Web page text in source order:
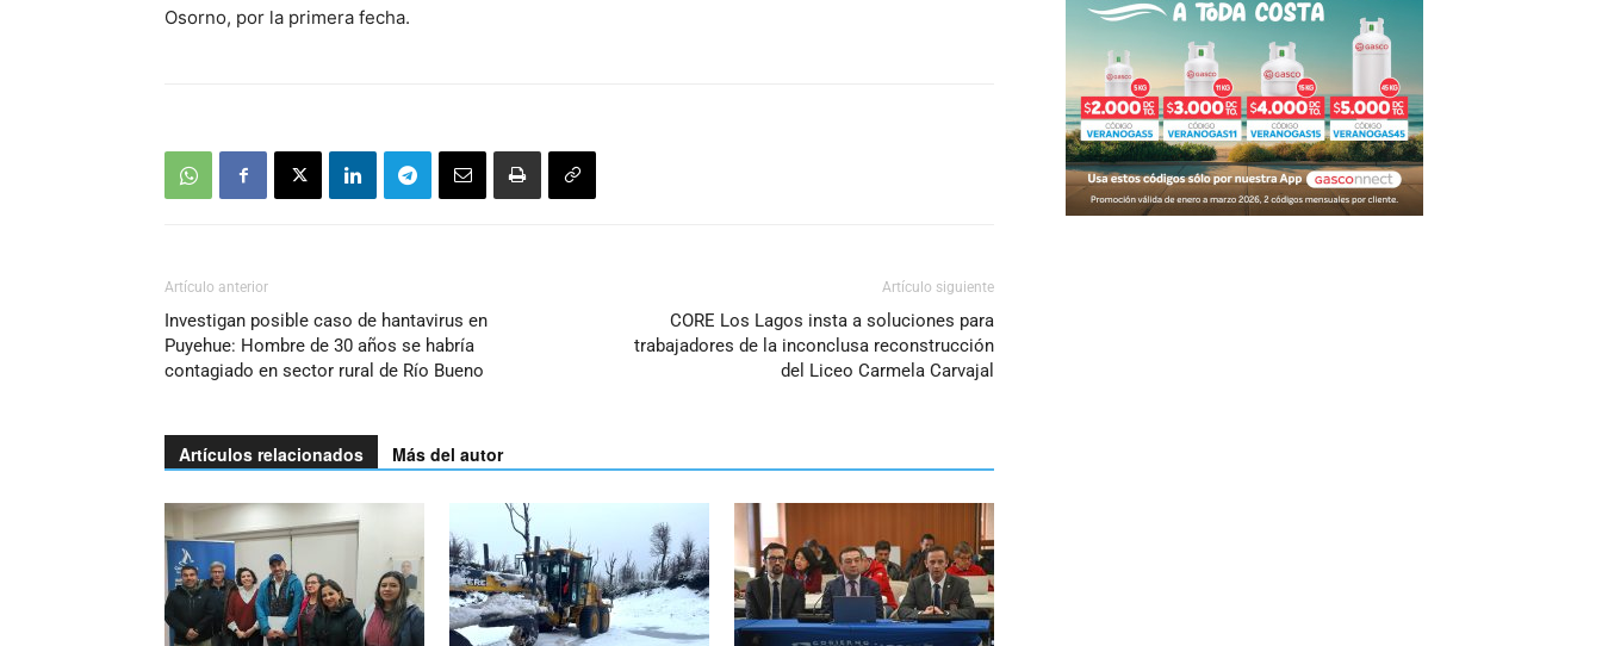
Osorno, por la primera fecha.
Artículo anterior
Investigan posible caso de hantavirus en
Puyehue: Hombre de 30 años se habría
contagiado en sector rural de Río Bueno
Artículo siguiente
CORE Los Lagos insta a soluciones para
trabajadores de la inconclusa reconstrucción
del Liceo Carmela Carvajal
Artículos relacionados Más del autor